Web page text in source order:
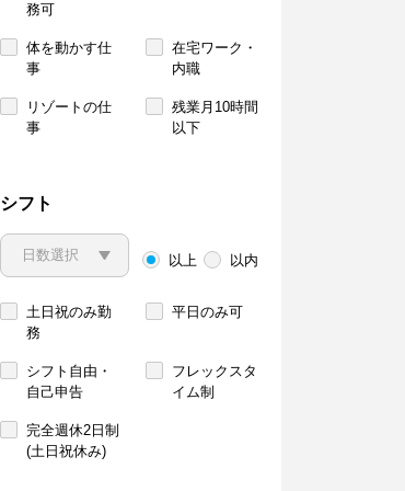
務可
体を動かす仕
事
在宅ワーク・
内職
リゾートの仕
事
残業月10時間
以下
シフト
以上 以内
土日祝のみ勤
務
平日のみ可
シフト自由・
自己申告
フレックスタ
イム制
完全週休2日制
(土日祝休み)